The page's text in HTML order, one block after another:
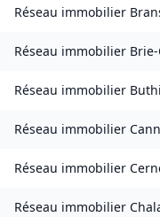
Réseau immobilier
Réseau immobilier
Réseau immobilier
Réseau immobilier
Réseau immobilier
Réseau immobilier